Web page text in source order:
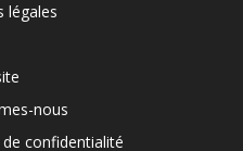
légales
nous
confidentialité